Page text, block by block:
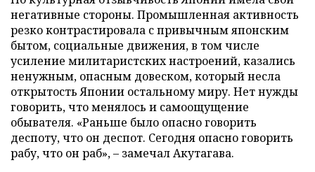
негативные стороны. Промышленная активность
резко контрастировала с привычным японским
бытом, социальные движения, в том числе
усиление милитаристских настроений, казались
ненужным, опасным довеском, который несла
открытость Японии остальному миру. Нет нужды
говорить, что менялось и самоощущение
обывателя. «Раньше было опасно говорить
деспоту, что он деспот. Сегодня опасно говорить
рабу, что он раб», – замечал Акутагава.